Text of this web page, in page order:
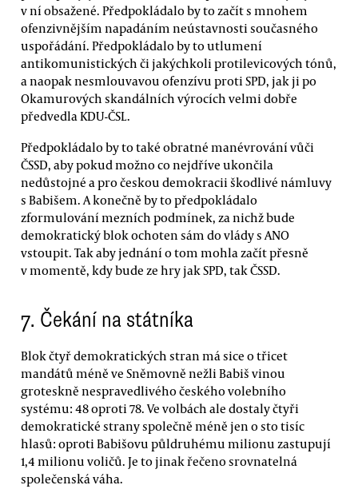
v ní obsažené. Předpokládalo by to začít s mnohem
ofenzivnějším napadáním neústavnosti současného
uspořádání. Předpokládalo by to utlumení
antikomunistických či jakýchkoli protilevicových tónů,
a naopak nesmlouvavou ofenzívu proti SPD, jak ji po
Okamurových skandálních výrocích velmi dobře
předvedla KDU-ČSL.
Předpokládalo by to také obratné manévrování vůči
ČSSD, aby pokud možno co nejdříve ukončila
nedůstojné a pro českou demokracii škodlivé námluvy
s Babišem. A konečně by to předpokládalo
zformulování mezních podmínek, za nichž bude
demokratický blok ochoten sám do vlády s ANO
vstoupit. Tak aby jednání o tom mohla začít přesně
v momentě, kdy bude ze hry jak SPD, tak ČSSD.
7. Čekání na státníka
Blok čtyř demokratických stran má sice o třicet
mandátů méně ve Sněmovně nežli Babiš vinou
groteskně nespravedlivého českého volebního
systému: 48 oproti 78. Ve volbách ale dostaly čtyři
demokratické strany společně méně jen o sto tisíc
hlasů: oproti Babišovu půldruhému milionu zastupují
1,4 milionu voličů. Je to jinak řečeno srovnatelná
společenská váha.